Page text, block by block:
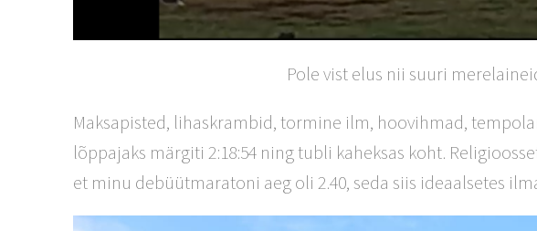
Pole vist elus nii suuri
Maksapisted, lihaskrambid, tormine ilm, hoovihmad,
lõppajaks märgiti 2:18:54 ning tubli kaheksas koht.
et minu debüütmaratoni aeg oli 2.40, seda siis ideaalsetes